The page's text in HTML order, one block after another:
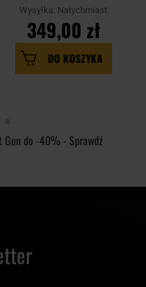
moskitierą
Wysyłka: Natychmiast
349,00 zł
DO KOSZYKA